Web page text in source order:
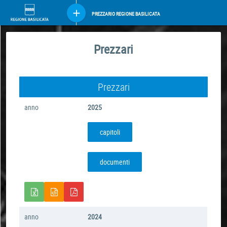
PREZZARIO REGIONE BASILICATA
Prezzari
Prezzari
anno 2025
capitoli
documenti
anno 2024